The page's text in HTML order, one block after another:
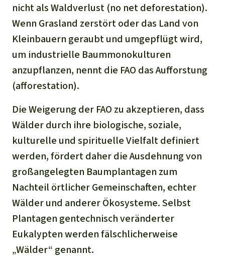
nicht als Waldverlust (no net deforestation).
Wenn Grasland zerstört oder das Land von
Kleinbauern geraubt und umgepflügt wird,
um industrielle Baummonokulturen
anzupflanzen, nennt die FAO das Aufforstung
(afforestation).
Die Weigerung der FAO zu akzeptieren, dass
Wälder durch ihre biologische, soziale,
kulturelle und spirituelle Vielfalt definiert
werden, fördert daher die Ausdehnung von
großangelegten Baumplantagen zum
Nachteil örtlicher Gemeinschaften, echter
Wälder und anderer Ökosysteme. Selbst
Plantagen gentechnisch veränderter
Eukalypten werden fälschlicherweise
„Wälder“ genannt.